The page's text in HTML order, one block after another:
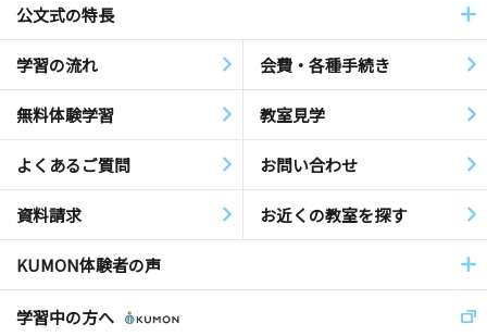
公文式の特長
学習の流れ 会費・各種手続き
無料体験学習 教室見学
よくあるご質問 お問い合わせ
資料請求 お近くの教室を探す
KUMON体験者の声
学習中の方へ